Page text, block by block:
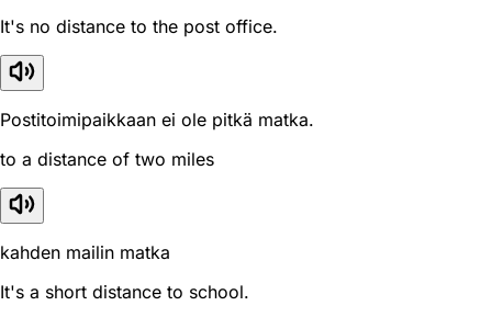
It's no distance to the post office.
Postitoimipaikkaan ei ole pitkä matka.
to a distance of two miles
kahden mailin matka
It's a short distance to school.